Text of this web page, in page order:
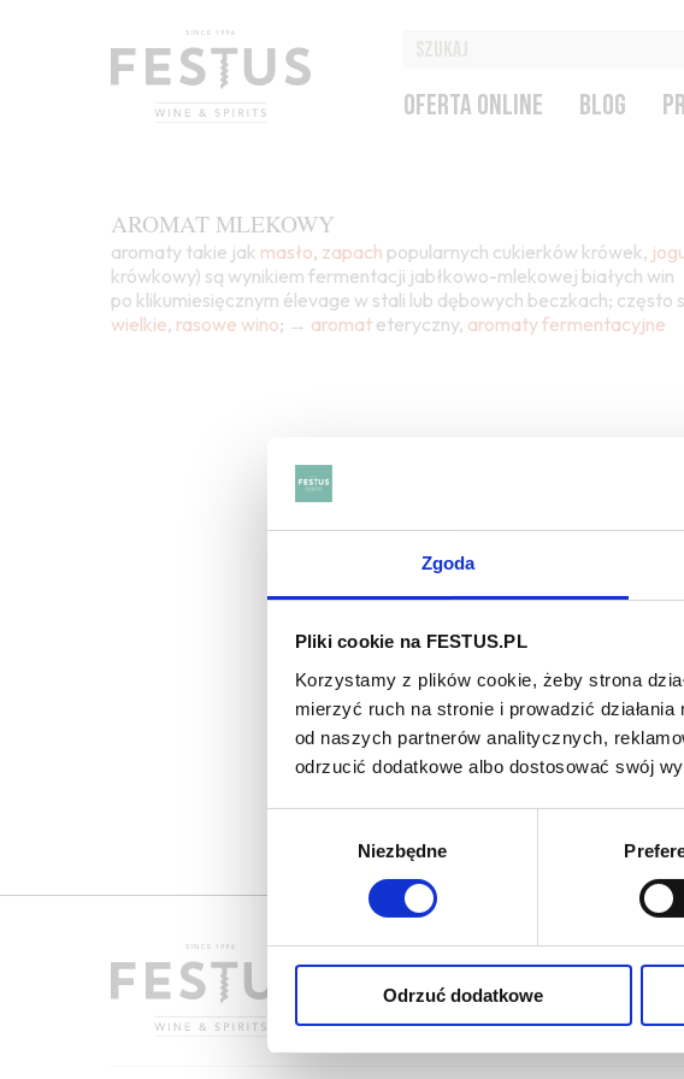
Zgoda
Pliki cookie na FESTUS.PL
Korzystamy z plików cookie, żeby strona
mierzyć ruch na stronie i prowadzić
od naszych partnerów analitycznych,
odrzucić dodatkowe albo dostosować swój
Niezbędne
Odrzuć dodatkowe
OFERTA ONLINE BLOG
AROMAT MLEKOWY
aromaty takie jak masło, zapach popularnych cukierków krówek,
krówkowy) są wynikiem fermentacji jabłkowo-mlekowej białych win
po klikumiesięcznym élevage w stali lub dębowych beczkach; często
wielkie, rasowe wino; → aromat eteryczny, aromaty fermentacyjne